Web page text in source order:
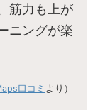
筋力も上が
ニングが楽
口コミ より）